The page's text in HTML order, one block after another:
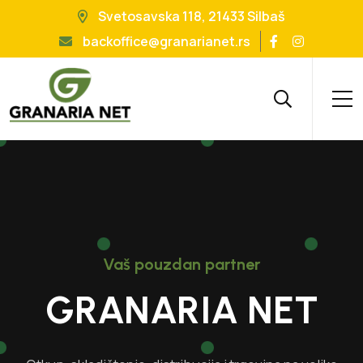
Svetosavska 118, 21433 Silbaš
backoffice@granarianet.rs
Vaš pouzdan partner
GRANARIA NET
Vaš pouzdan partner
GRANARIA NET
Vaš pouzdan partner
GRANARIA NET